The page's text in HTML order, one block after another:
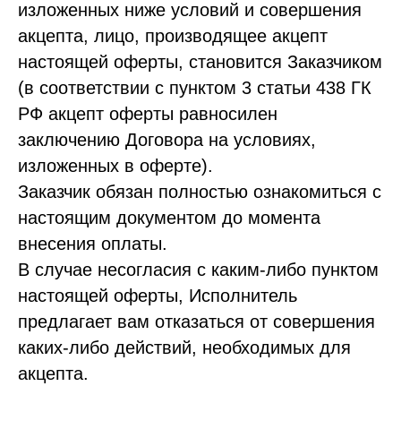
изложенных ниже условий и совершения
акцепта, лицо, производящее акцепт
настоящей оферты, становится Заказчиком
(в соответствии с пунктом 3 статьи 438 ГК
РФ акцепт оферты равносилен
заключению Договора на условиях,
изложенных в оферте).
Заказчик обязан полностью ознакомиться с
настоящим документом до момента
внесения оплаты.
В случае несогласия с каким-либо пунктом
настоящей оферты, Исполнитель
предлагает вам отказаться от совершения
каких-либо действий, необходимых для
акцепта.